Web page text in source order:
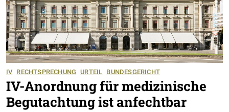
IV RECHTSPRECHUNG URTEIL BUNDESGERICHT
IV-Anordnung für medizinische
Begutachtung ist anfechtbar